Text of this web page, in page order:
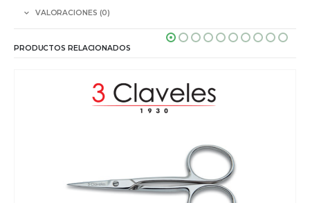
VALORACIONES (0)
PRODUCTOS RELACIONADOS